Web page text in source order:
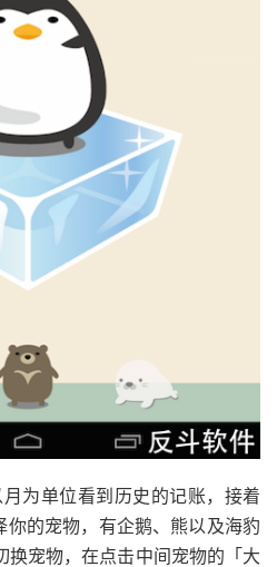
为单位看到历史的记账，接着
的宠物，有企鹅、熊以及海豹
换宠物，在点击中间宠物的「大